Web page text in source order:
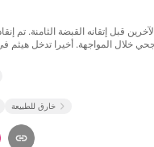
الآخرين قبل إتقانه القبضة
خلال المواجهة. أخيرا تدخل هيثم
خارق للطبيعة